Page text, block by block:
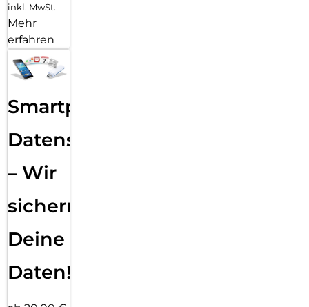
inkl. MwSt.
Mehr
erfahren
Smartphone
Datensicherung
– Wir
sichern
Deine
Daten!